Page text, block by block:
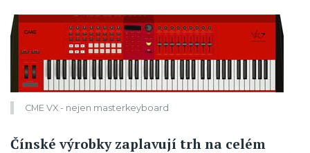
CME VX - nejen masterkeyboard
Čínské výrobky zaplavují trh na celém